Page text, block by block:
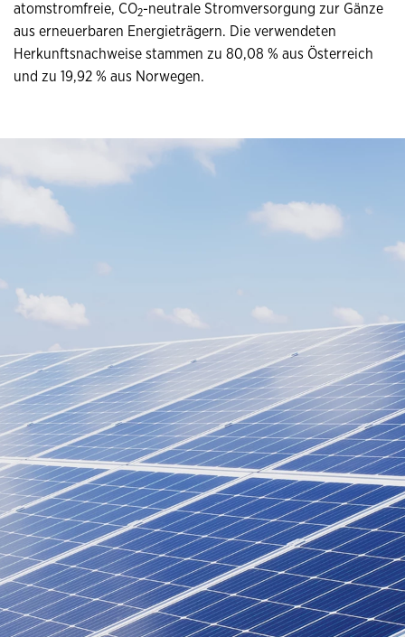
atomstromfreie, CO2-neutrale Stromversorgung zur Gänze
aus erneuerbaren Energieträgern. Die verwendeten
Herkunftsnachweise stammen zu 80,08 % aus Österreich
und zu 19,92 % aus Norwegen.